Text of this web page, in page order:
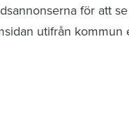
för att
utifrån